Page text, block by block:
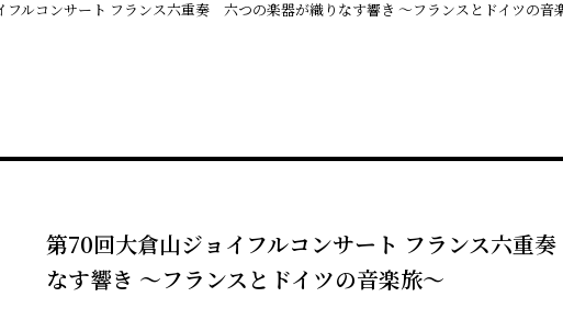
フルコンサート フランス六重奏 六つの楽器が織りなす響き ～フランスとドイツの音
第70回大倉山ジョイフルコンサート フランス六重
なす響き ～フランスとドイツの音楽旅～